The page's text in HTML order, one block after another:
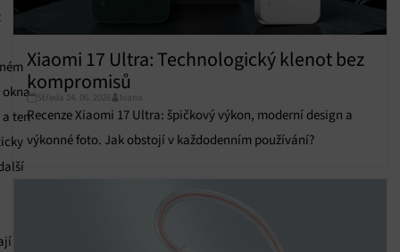
a ten
Xiaomi 17 Ultra: Technologický klenot bez
kompromisů
Středa 24. 06. 2026 Ivana
Recenze Xiaomi 17 Ultra: špičkový výkon, moderní design a
výkonné foto. Jak obstojí v každodenním používání?